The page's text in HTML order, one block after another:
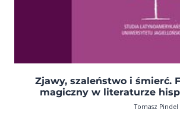
Zjawy, szaleństwo i śmierć.
magiczny w literaturze
Tomasz Pindel